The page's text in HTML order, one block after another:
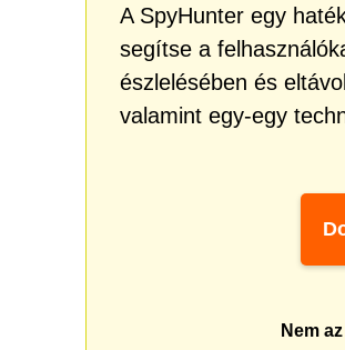
A SpyHunter egy
segítse a
észlelésében és
valamint egy-egy
Nem